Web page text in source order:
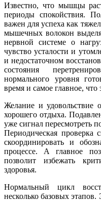
Известно, что мышцы
периоды спокойствия.
важен для успеха как
мышечных волокон
нервной системе о
чувство усталости и
и недостаточном
состояния
нормального уровня
время и самое главное, что
Желание и удовольствие
хорошего отдыха.
уже сигнал пересмотреть
Периодическая проверка
скоординировать и
процессе. А главное
позволит избежать
здоровья.
Нормальный цикл
несколько базовых